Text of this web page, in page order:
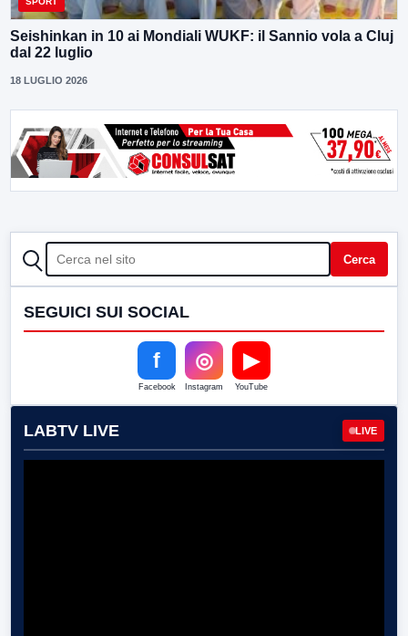
Seishinkan in 10 ai Mondiali WUKF: il Sannio vola a Cluj
dal 22 luglio
18 LUGLIO 2026
CERCA Cerca
SEGUICI SUI SOCIAL
f
Facebook
◎
Instagram
▶
YouTube
LABTV LIVE LIVE